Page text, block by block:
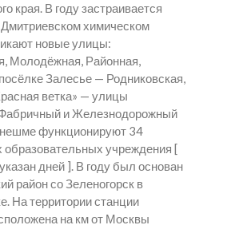
края. В году застраивается
Дмитриевском химическом
новые улицы:
Молодёжная, Районная,
Залесье — Родниковская,
ветка» — улицы
и Железнодорожный
функционируют 34
учреждения [
дней ]. В году был основан
район со Зеленогорск в
На территории станции
на км от Москвы